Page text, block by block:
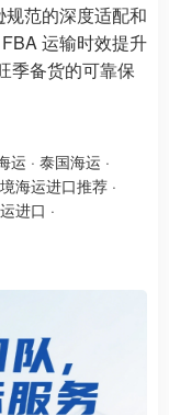
范的深度适配和
运输时效提升
季备货的可靠保
运 · 泰国海运 ·
海运进口推荐 ·
进口 ·